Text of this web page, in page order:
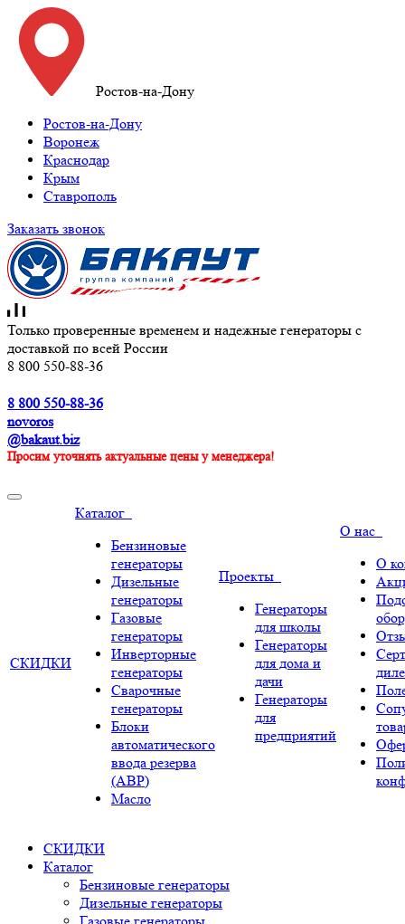
Ростов-на-Дону
Ростов-на-Дону
Воронеж
Краснодар
Крым
Ставрополь
Заказать звонок
Только проверенные временем и надежные генераторы с
доставкой по всей России
8 800 550-88-36
8 800 550-88-36
novoros
@bakaut.biz
Просим уточнять актуальные цены у менеджера!
СКИДКИ
Каталог
Бензиновые
генераторы
Дизельные
генераторы
Газовые
генераторы
Инверторные
генераторы
Сварочные
генераторы
Блоки
автоматического
ввода резерва
(АВР)
Масло
Проекты
Генераторы
для школы
Генераторы
для дома и
дачи
Генераторы
для
предприятий
О нас
О
СКИДКИ
Каталог
Бензиновые генераторы
Дизельные генераторы